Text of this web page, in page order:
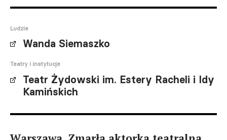
Ludzie
Wanda Siemaszko
Teatry i instytucje
Teatr Żydowski im. Estery Racheli i Idy
Kamińskich